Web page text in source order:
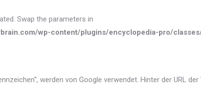
Swap the parameters in
wp-content/plugins/encyclopedia-pro/
werden von Google verwendet. Hinter der URL